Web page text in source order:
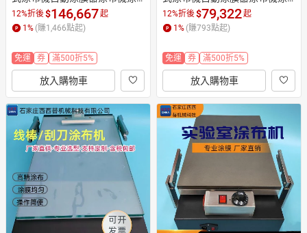
膜機實驗室小型涂布試驗機
12%折後$146,667起
1 % (賺1,466點起)
免運 券 滿500折5%
放入購物車
膜機實驗室小型涂布試驗機
12%折後$79,322起
1 % (賺793點起)
免運 券 滿500折5%
放入購物車